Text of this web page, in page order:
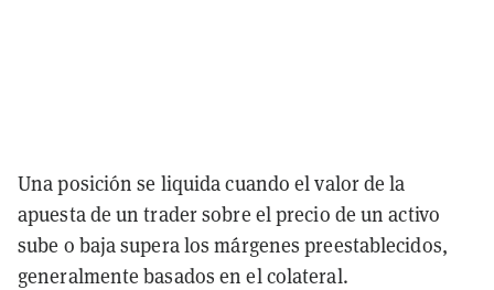
Una posición se liquida cuando el valor de la
apuesta de un trader sobre el precio de un activo
sube o baja supera los márgenes preestablecidos,
generalmente basados en el colateral.